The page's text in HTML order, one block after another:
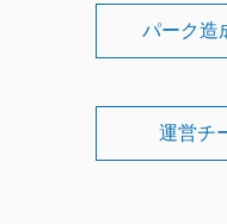
パーク造
運営チ